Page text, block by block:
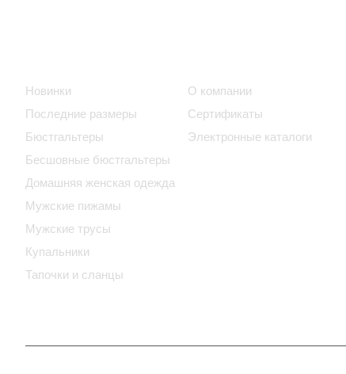
Новинки
Последние размеры
Бюстгальтеры
Бесшовные бюстгальтеры
Домашняя женская одежда
Мужские пижамы
Мужские трусы
Купальники
Тапочки и сланцы
О компании
Сертификаты
Электронные каталоги